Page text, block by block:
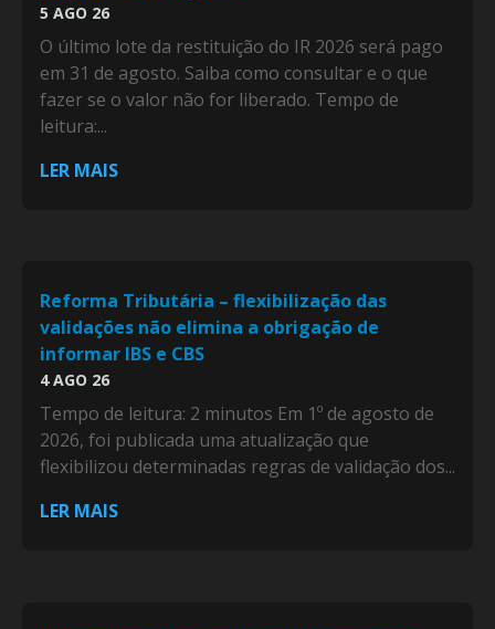
5 AGO 26
O último lote da restituição do IR 2026 será pago
em 31 de agosto. Saiba como consultar e o que
fazer se o valor não for liberado. Tempo de
leitura:...
LER MAIS
Reforma Tributária – flexibilização das
validações não elimina a obrigação de
informar IBS e CBS
4 AGO 26
Tempo de leitura: 2 minutos Em 1º de agosto de
2026, foi publicada uma atualização que
flexibilizou determinadas regras de validação dos...
LER MAIS